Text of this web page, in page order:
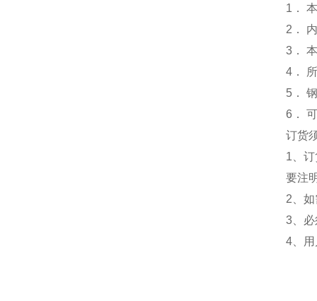
1．
2．
3．
4．
5．
6．
订货
1、
要注
2、
3、
4、